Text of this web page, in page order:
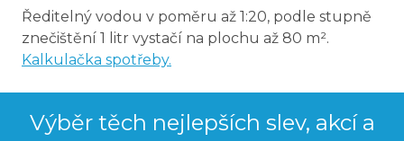
Ředitelný vodou v poměru až 1:20, podle stupně
znečištění 1 litr vystačí na plochu až 80 m².
Kalkulačka spotřeby.
Výběr těch nejlepších slev, akcí a